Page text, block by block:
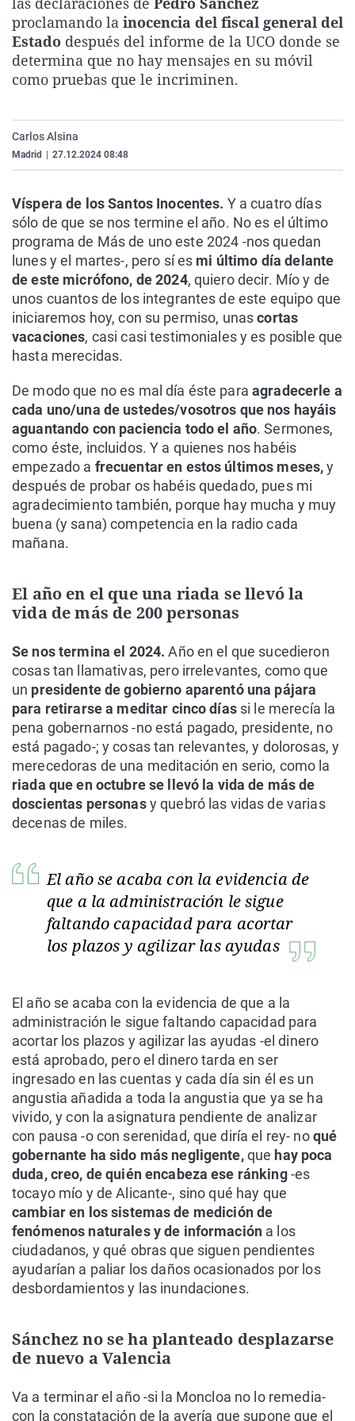
La rosa de los vientos
Gente viajera
Como el perro y el
Caso
Retornados
Equipo de
Extremadura
Galicia
La Rioja
País Vasco
Virales
Televisión
Elecciones
proclamando la inocencia del fiscal general del
Estado después del informe de la UCO donde se
determina que no hay mensajes en su móvil
como pruebas que le incriminen.
Carlos Alsina
Madrid 27.12.2024 08:48
Víspera de los Santos Inocentes. Y a cuatro días
sólo de que se nos termine el año. No es el último
programa de Más de uno este 2024 -nos quedan
lunes y el martes-, pero sí es mi último día delante
de este micrófono, de 2024, quiero decir. Mío y de
unos cuantos de los integrantes de este equipo que
iniciaremos hoy, con su permiso, unascortas
vacaciones, casi casi testimoniales y es posible que
hasta merecidas.
De modo que no es mal día éste paraagradecerle a
cada uno/una de ustedes/vosotros que nos hayáis
aguantando con paciencia todo el año. Sermones,
como éste, incluidos. Y a quienes nos habéis
empezado a frecuentar en estos últimos meses,y
después de probar os habéis quedado, pues mi
agradecimiento también, porque hay mucha y muy
buena (y sana) competencia en la radio cada
mañana.
El año en el que una riada se llevó la
vida de más de 200 personas
Se nos termina el 2024.Año en el que sucedieron
cosas tan llamativas, pero irrelevantes, como que
un presidente de gobierno aparentó una pájara
para retirarse a meditar cinco díassi le merecía la
pena gobernarnos -no está pagado, presidente, no
está pagado-; y cosas tan relevantes, y dolorosas, y
merecedoras de una meditación en serio, como la
riada que en octubre se llevó la vida de más de
doscientas personasy quebró las vidas de varias
decenas de miles.
El año se acaba con la evidencia de
que a la administración le sigue
faltando capacidad para acortar
los plazos y agilizar las ayudas
El año se acaba con la evidencia de que a la
administración le sigue faltando capacidad para
acortar los plazos y agilizar las ayudas -el dinero
está aprobado, pero el dinero tarda en ser
ingresado en las cuentas y cada día sin él es un
angustia añadida a toda la angustia que ya se ha
vivido, y con la asignatura pendiente de analizar
con pausa -o con serenidad, que diría el rey- noqué
gobernante ha sido más negligente,que hay poca
duda, creo, de quién encabeza ese ránking-es
tocayo mío y de Alicante-, sino qué hay que
cambiar en los sistemas de medición de
fenómenos naturales y de información a los
ciudadanos, y qué obras que siguen pendientes
ayudarían a paliar los daños ocasionados por los
desbordamientos y las inundaciones.
Sánchez no se ha planteado desplazarse
de nuevo a Valencia
Va a terminar el año -si la Moncloa no lo remedia-
con la constatación de la avería que supone que el